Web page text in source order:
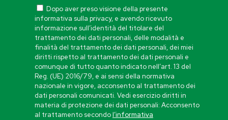
Dopo aver preso visione della presente
informativa sulla privacy, e avendo ricevuto
informazione sull’identità del titolare del
trattamento dei dati personali, delle modalità e
finalità del trattamento dei dati personali, dei miei
diritti rispetto al trattamento dei dati personali e
comunque di tutto quanto indicato nell’art. 13 del
Reg. (UE) 2016/79, e ai sensi della normativa
nazionale in vigore, acconsento al trattamento dei
dati personali comunicati. Vedi esercizio diritti in
materia di protezione dei dati personali: Acconsento
al trattamento secondol’informativa